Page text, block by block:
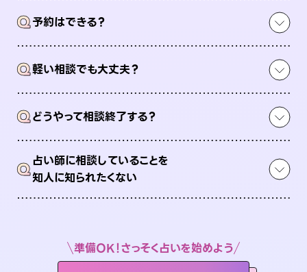
Q予約はできる？
Q軽い相談でも大丈夫？
Qどうやって相談終了する？
Q占い師に相談していることを
知人に知られたくない
準備OK！さっそく占いを始めよう